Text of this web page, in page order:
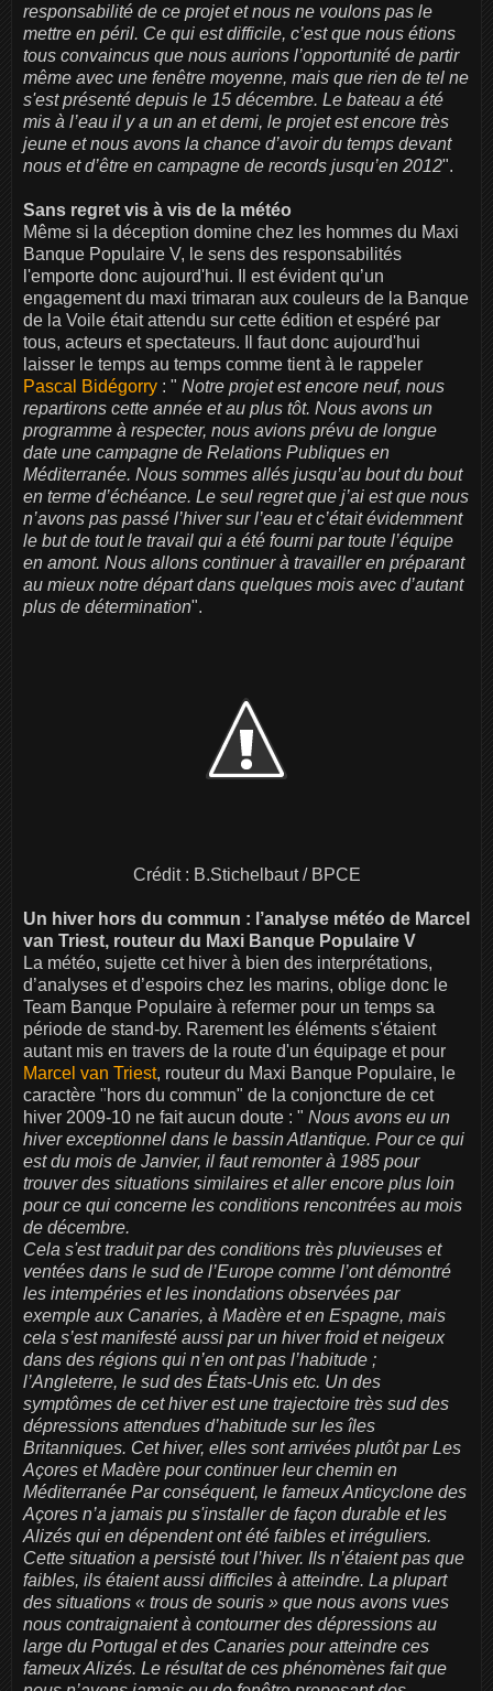
responsabilité de ce projet et nous ne voulons pas le
mettre en péril. Ce qui est difficile, c’est que nous étions
tous convaincus que nous aurions l’opportunité de partir
même avec une fenêtre moyenne, mais que rien de tel ne
s'est présenté depuis le 15 décembre. Le bateau a été
mis à l’eau il y a un an et demi, le projet est encore très
jeune et nous avons la chance d’avoir du temps devant
nous et d’être en campagne de records jusqu’en 2012".
Sans regret vis à vis de la météo
Même si la déception domine chez les hommes du Maxi
Banque Populaire V, le sens des responsabilités
l'emporte donc aujourd'hui. Il est évident qu’un
engagement du maxi trimaran aux couleurs de la Banque
de la Voile était attendu sur cette édition et espéré par
tous, acteurs et spectateurs. Il faut donc aujourd'hui
laisser le temps au temps comme tient à le rappeler
Pascal Bidégorry : " Notre projet est encore neuf, nous
repartirons cette année et au plus tôt. Nous avons un
programme à respecter, nous avions prévu de longue
date une campagne de Relations Publiques en
Méditerranée. Nous sommes allés jusqu’au bout du bout
en terme d’échéance. Le seul regret que j’ai est que nous
n’avons pas passé l’hiver sur l’eau et c’était évidemment
le but de tout le travail qui a été fourni par toute l’équipe
en amont. Nous allons continuer à travailler en préparant
au mieux notre départ dans quelques mois avec d’autant
plus de détermination".
Crédit : B.Stichelbaut / BPCE
Un hiver hors du commun : l’analyse météo de Marcel
van Triest, routeur du Maxi Banque Populaire V
La météo, sujette cet hiver à bien des interprétations,
d’analyses et d’espoirs chez les marins, oblige donc le
Team Banque Populaire à refermer pour un temps sa
période de stand-by. Rarement les éléments s'étaient
autant mis en travers de la route d'un équipage et pour
Marcel van Triest, routeur du Maxi Banque Populaire, le
caractère "hors du commun" de la conjoncture de cet
hiver 2009-10 ne fait aucun doute : " Nous avons eu un
hiver exceptionnel dans le bassin Atlantique. Pour ce qui
est du mois de Janvier, il faut remonter à 1985 pour
trouver des situations similaires et aller encore plus loin
pour ce qui concerne les conditions rencontrées au mois
de décembre.
Cela s'est traduit par des conditions très pluvieuses et
ventées dans le sud de l’Europe comme l’ont démontré
les intempéries et les inondations observées par
exemple aux Canaries, à Madère et en Espagne, mais
cela s’est manifesté aussi par un hiver froid et neigeux
dans des régions qui n’en ont pas l’habitude ;
l’Angleterre, le sud des États-Unis etc. Un des
symptômes de cet hiver est une trajectoire très sud des
dépressions attendues d’habitude sur les îles
Britanniques. Cet hiver, elles sont arrivées plutôt par Les
Açores et Madère pour continuer leur chemin en
Méditerranée Par conséquent, le fameux Anticyclone des
Açores n’a jamais pu s'installer de façon durable et les
Alizés qui en dépendent ont été faibles et irréguliers.
Cette situation a persisté tout l’hiver. Ils n’étaient pas que
faibles, ils étaient aussi difficiles à atteindre. La plupart
des situations « trous de souris » que nous avons vues
nous contraignaient à contourner des dépressions au
large du Portugal et des Canaries pour atteindre ces
fameux Alizés. Le résultat de ces phénomènes fait que